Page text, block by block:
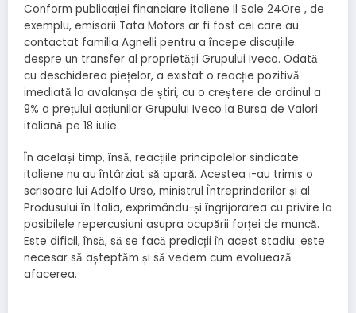
Conform publicației financiare italiene Il Sole 24Ore , de
exemplu, emisarii Tata Motors ar fi fost cei care au
contactat familia Agnelli pentru a începe discuțiile
despre un transfer al proprietății Grupului Iveco. Odată
cu deschiderea piețelor, a existat o reacție pozitivă
imediată la avalanșa de știri, cu o creștere de ordinul a
9% a prețului acțiunilor Grupului Iveco la Bursa de Valori
italiană pe 18 iulie.
În același timp, însă, reacțiile principalelor sindicate
italiene nu au întârziat să apară. Acestea i-au trimis o
scrisoare lui Adolfo Urso, ministrul Întreprinderilor și al
Produsului în Italia, exprimându-și îngrijorarea cu privire la
posibilele repercusiuni asupra ocupării forței de muncă.
Este dificil, însă, să se facă predicții în acest stadiu: este
necesar să așteptăm și să vedem cum evoluează
afacerea.